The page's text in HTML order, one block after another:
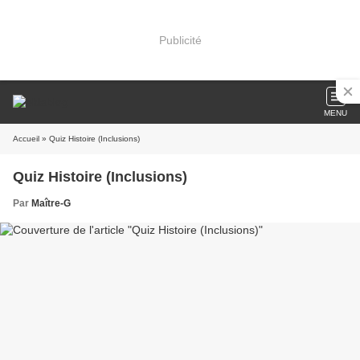
Publicité
MENU
Accueil » Quiz Histoire (Inclusions)
Quiz Histoire (Inclusions)
Par Maître-G